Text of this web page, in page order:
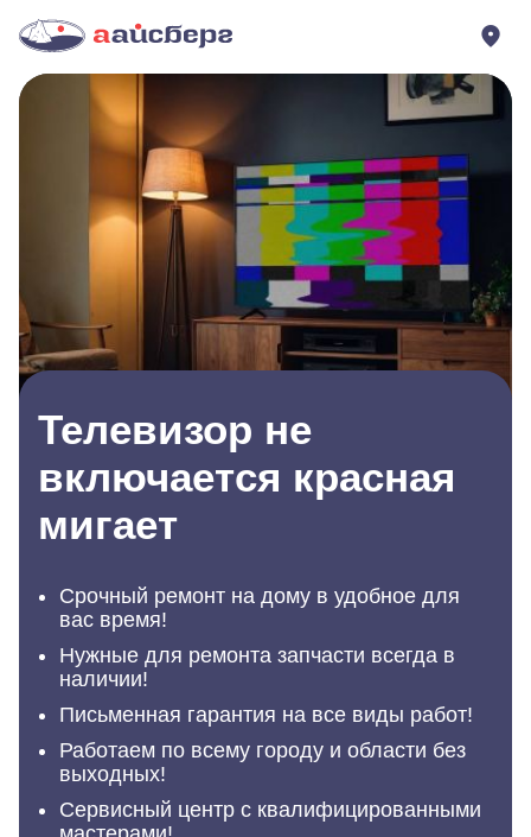
Телевизор не
включается красная
мигает
Срочный ремонт на дому в удобное для
вас время!
Нужные для ремонта запчасти всегда в
наличии!
Письменная гарантия на все виды работ!
Работаем по всему городу и области без
выходных!
Сервисный центр с квалифицированными